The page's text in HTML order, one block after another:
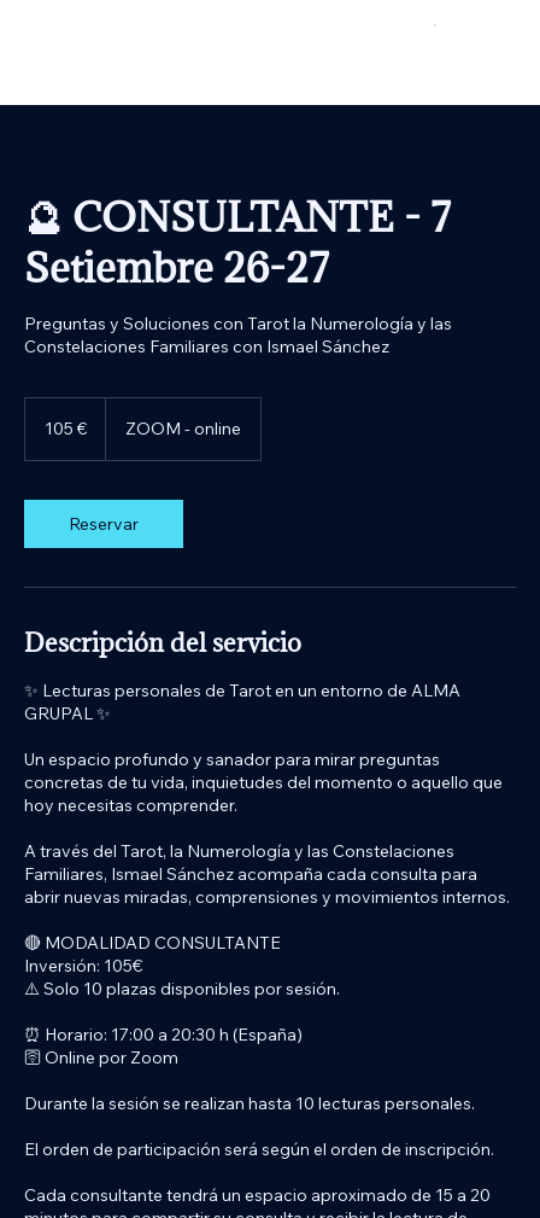
🔮 CONSULTANTE - 7
Setiembre 26-27
Preguntas y Soluciones con Tarot la Numerología y las
Constelaciones Familiares con Ismael Sánchez
105 € ZOOM - online
Reservar
Descripción del servicio
✨ Lecturas personales de Tarot en un entorno de ALMA
GRUPAL ✨
Un espacio profundo y sanador para mirar preguntas
concretas de tu vida, inquietudes del momento o aquello que
hoy necesitas comprender.
A través del Tarot, la Numerología y las Constelaciones
Familiares, Ismael Sánchez acompaña cada consulta para
abrir nuevas miradas, comprensiones y movimientos internos.
🔴 MODALIDAD CONSULTANTE
Inversión: 105€
⚠️ Solo 10 plazas disponibles por sesión.
⏰ Horario: 17:00 a 20:30 h (España)
🛜 Online por Zoom
Durante la sesión se realizan hasta 10 lecturas personales.
El orden de participación será según el orden de inscripción.
Cada consultante tendrá un espacio aproximado de 15 a 20